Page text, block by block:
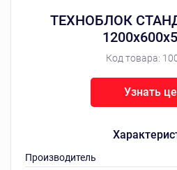
ТЕХНОБЛОК
Код товара:
Производитель
Узнать